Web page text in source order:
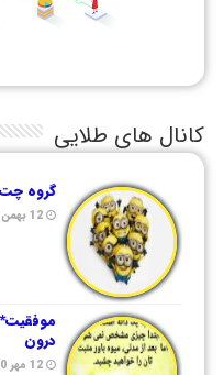
کانال های طلایی
گروه
12 بهمن 1400
درون
12 مهر 1400